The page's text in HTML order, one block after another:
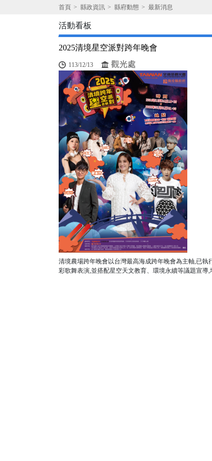
首頁 縣政資訊 縣府動態 最新消息
活動看板
2025清境星空派對跨年晚會
113/12/13 觀光處
清境農場跨年晚會以台灣最高海成跨年晚會為主軸,已
彩歌舞表演,並搭配星空天文教育、環境永續等議題宣導